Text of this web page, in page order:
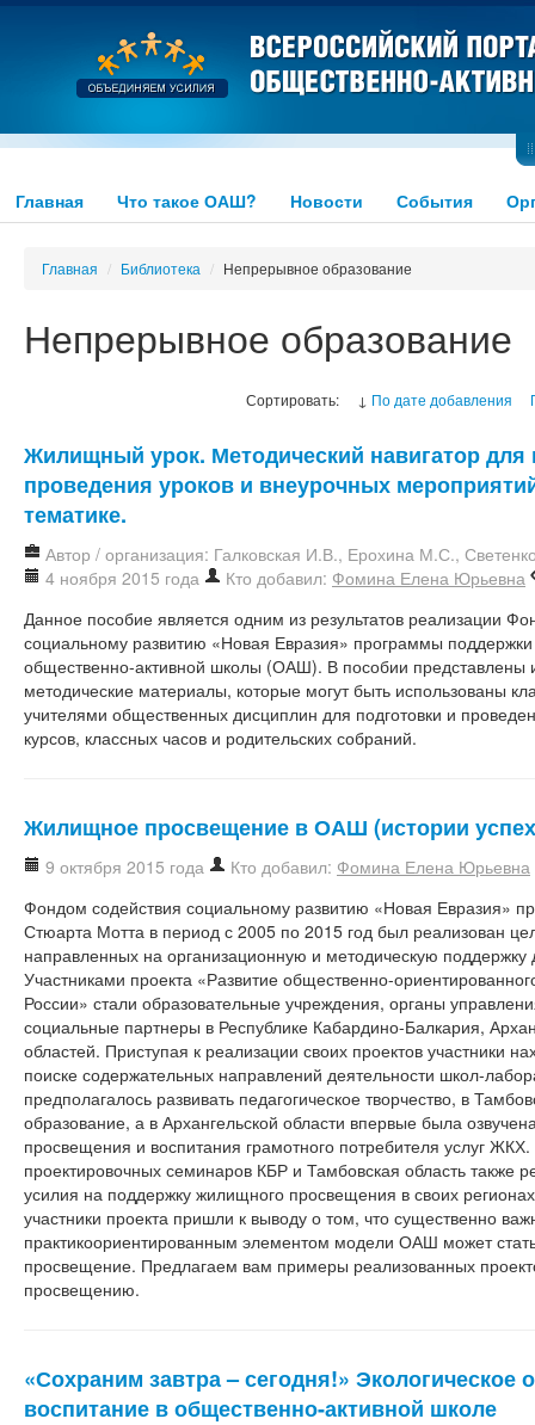
Главная Что такое ОАШ? Новости События
Главная / Библиотека / Непрерывное образование
Непрерывное образование
Сортировать: ↓ По дате добавления
Жилищный урок. Методический навигатор для
проведения уроков и внеурочных
тематике.
Автор / организация: Галковская И.В., Ерохина М.С.,
4 ноября 2015 года
Кто добавил: Фомина Елена Юрьевна
Данное пособие является одним из результатов реализации
социальному развитию «Новая Евразия» программы
общественно-активной школы (ОАШ). В пособии
методические материалы, которые могут быть использованы
учителями общественных дисциплин для подготовки и
курсов, классных часов и родительских собраний.
Жилищное просвещение в ОАШ (истории
9 октября 2015 года Кто добавил: Фомина Елена Юрьевна
Фондом содействия социальному развитию «Новая Евразия»
Стюарта Мотта в период с 2005 по 2015 год был реализован
направленных на организационную и методическую
Участниками проекта «Развитие общественно-
России» стали образовательные учреждения, органы
социальные партнеры в Республике Кабардино-Балкария,
областей. Приступая к реализации своих проектов участники
поиске содержательных направлений деятельности школ-
предполагалось развивать педагогическое творчество, в
образование, а в Архангельской области впервые была
просвещения и воспитания грамотного потребителя услуг
проектировочных семинаров КБР и Тамбовская область также
усилия на поддержку жилищного просвещения в своих
участники проекта пришли к выводу о том, что существенно
практикоориентированным элементом модели ОАШ может
просвещение. Предлагаем вам примеры реализованных
просвещению.
«Сохраним завтра – сегодня!» Экологическое
воспитание в общественно-активной школе